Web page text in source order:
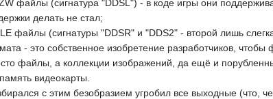
файлы (сигнатура "DDSL") - в коде игры они
делать не стал;
файлы (сигнатуры "DDSR" и "DDS2" - второй лишь слегка
- это собственное изобретение разработчиков,
файлы, а коллекции изображений, да ещё и
видеокарты.
с этим безобразием угробил все выходные (что,